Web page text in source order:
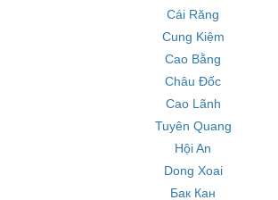
Cái Răng
Cung Kiệm
Cao Bằng
Châu Đốc
Cao Lãnh
Tuyên Quang
Hội An
Dong Xoai
Бак Кан